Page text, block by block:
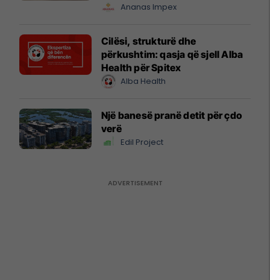
Ananas Impex
Cilësi, strukturë dhe
përkushtim: qasja që sjell Alba
Health për Spitex
Alba Health
Një banesë pranë detit për çdo
verë
Edil Project